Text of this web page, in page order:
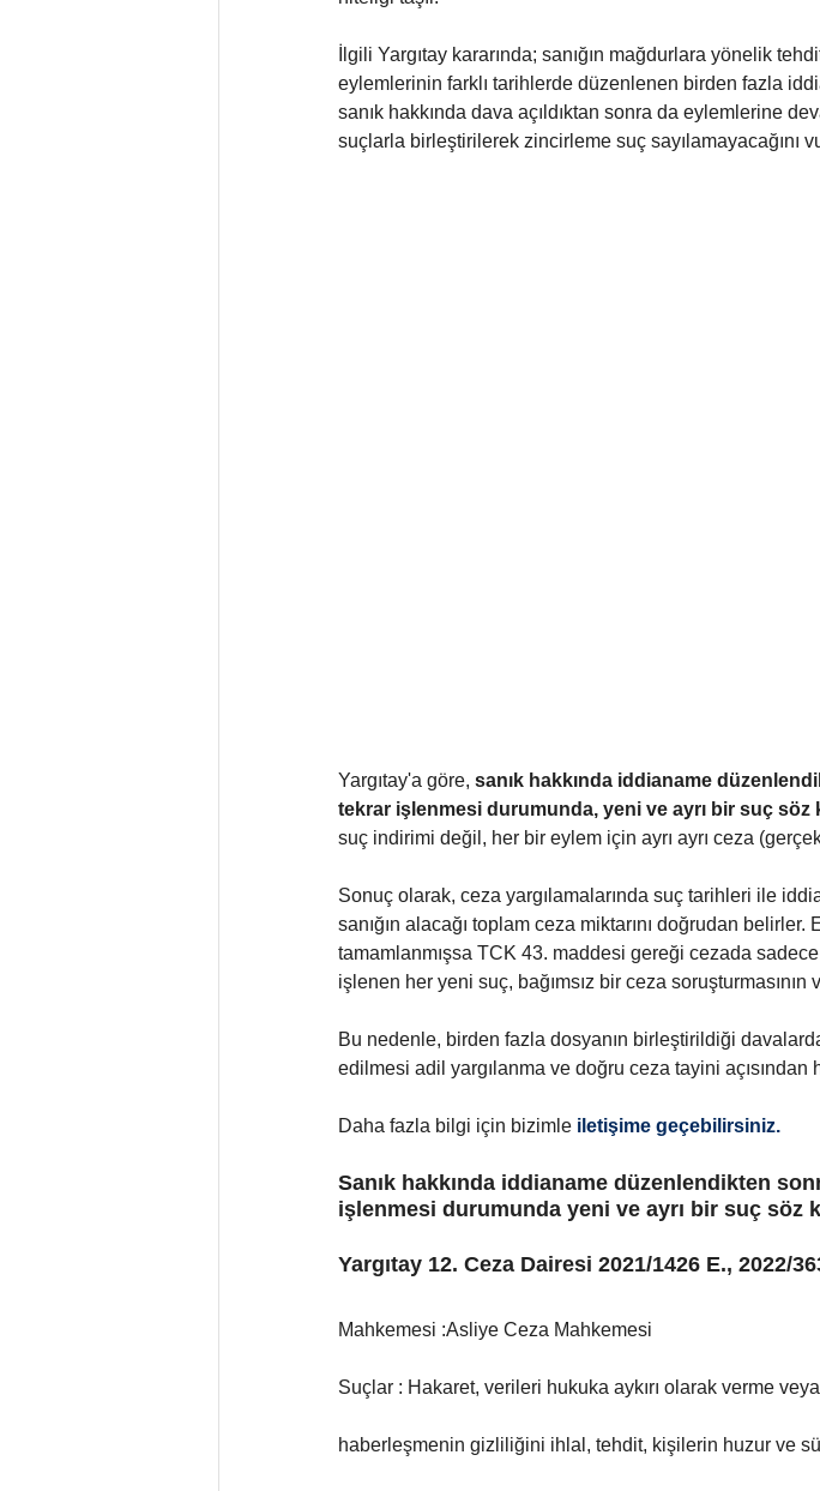
İlgili Yargıtay kararında; sanığın mağdurlara yönelik
eylemlerinin farklı tarihlerde düzenlenen birden fazla
sanık hakkında dava açıldıktan sonra da eylemlerine
suçlarla birleştirilerek zincirleme suç sayılamayacağını
Yargıtay'a göre, sanık hakkında iddianame
tekrar işlenmesi durumunda, yeni ve ayrı bir suç söz
suç indirimi değil, her bir eylem için ayrı ayrı ceza
Sonuç olarak, ceza yargılamalarında suç tarihleri ile
sanığın alacağı toplam ceza miktarını doğrudan
tamamlanmışsa TCK 43. maddesi gereği cezada
işlenen her yeni suç, bağımsız bir ceza
Bu nedenle, birden fazla dosyanın birleştirildiği
edilmesi adil yargılanma ve doğru ceza tayini açısından
Daha fazla bilgi için bizimle iletişime geçebilirsiniz.
Sanık hakkında iddianame düzenlendikten
işlenmesi durumunda yeni ve ayrı bir suç söz
Yargıtay 12. Ceza Dairesi 2021/1426 E., 2022/
Mahkemesi :Asliye Ceza Mahkemesi
Suçlar : Hakaret, verileri hukuka aykırı olarak verme
haberleşmenin gizliliğini ihlal, tehdit, kişilerin huzur ve